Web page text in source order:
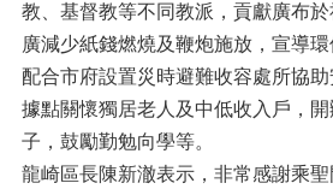
教、基督教等不同教派，貢獻廣布
廣減少紙錢燃燒及鞭炮施放，宣導
配合市府設置災時避難收容處所協
據點關懷獨居老人及中低收入戶，
子，鼓勵勤勉向學等。
龍崎區長陳新澈表示，非常感謝乘